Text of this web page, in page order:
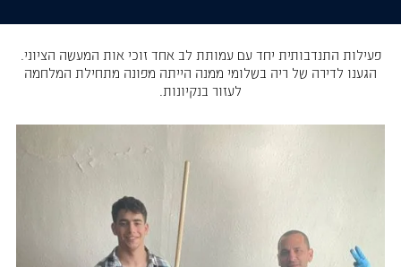
חדשות אל הדגל
חוק אל הדגל
חמ"ל הגיוס
פעילות התנדבותית יחד עם עמותת לב אחד זוכי אות המעשה הציוני.
הגענו לדירה של ריה בשלומי ממנה הייתה מפונה מתחילת המלחמה
לעזור בנקיונות.